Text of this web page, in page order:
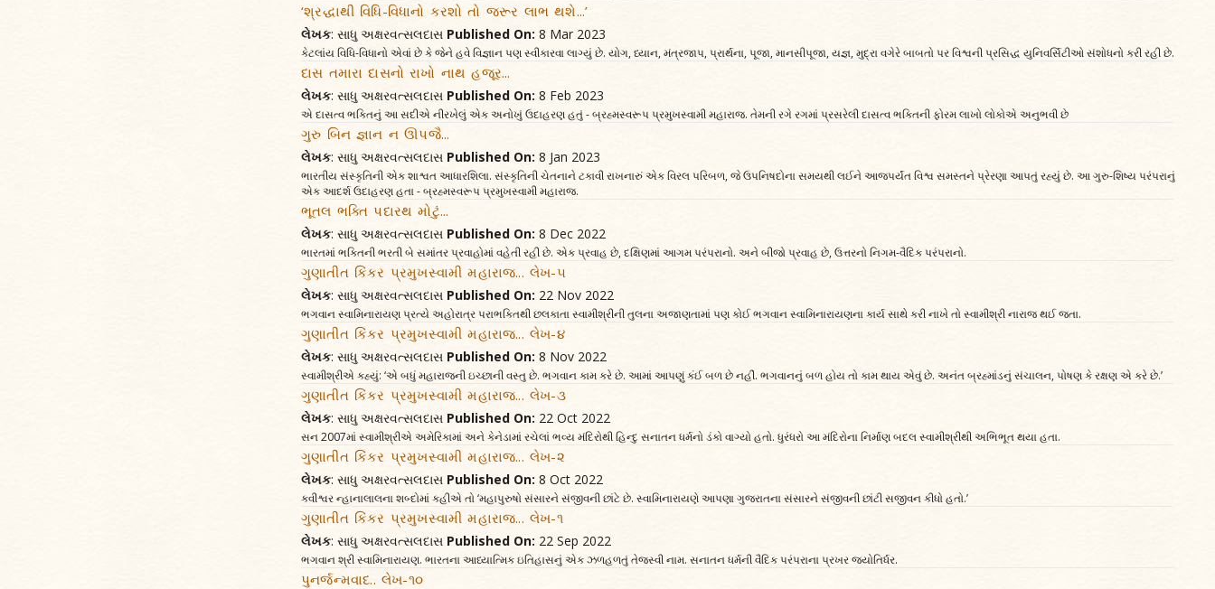
‘શ્રદ્ધાથી વિધિ-વિધાનો કરશો તો જરૂર લાભ થશે...’
લેખક: સાધુ અક્ષરવત્સલદાસ Published On: 8 Mar 2023
કેટલાંય વિધિ-વિધાનો એવાં છે કે જેને હવે વિજ્ઞાન પણ સ્વીકારવા લાગ્યું છે. યોગ, ધ્યાન, મંત્રજાપ, પ્રાર્થના, પૂજા, માનસીપૂજા, યજ્ઞ, મુદ્રા વગેરે બાબતો પર વિશ્વની પ્રસિદ્ધ યુનિવર્સિટીઓ સંશોધનો કરી રહી છે.
દાસ તમારા દાસનો રાખો નાથ હજૂર...
લેખક: સાધુ અક્ષરવત્સલદાસ Published On: 8 Feb 2023
એ દાસત્વ ભક્તિનું આ સદીએ નીરખેલું એક અનોખું ઉદાહરણ હતું - બ્રહ્મસ્વરૂપ પ્રમુખસ્વામી મહારાજ. તેમની રગે રગમાં પ્રસરેલી દાસત્વ ભક્તિની ફોરમ લાખો લોકોએ અનુભવી છે
ગુરુ બિન જ્ઞાન ન ઊપજૈ...
લેખક: સાધુ અક્ષરવત્સલદાસ Published On: 8 Jan 2023
ભારતીય સંસ્કૃતિની એક શાશ્વત આધારશિલા. સંસ્કૃતિની ચેતનાને ટકાવી રાખનારું એક વિરલ પરિબળ, જે ઉપનિષદોના સમયથી લઈને આજપર્યંત વિશ્વ સમસ્તને પ્રેરણા આપતું રહ્યું છે. આ ગુરુ-શિષ્ય પરંપરાનું
એક આદર્શ ઉદાહરણ હતા - બ્રહ્મસ્વરૂપ પ્રમુખસ્વામી મહારાજ.
ભૂતલ ભક્તિ પદારથ મોટું...
લેખક: સાધુ અક્ષરવત્સલદાસ Published On: 8 Dec 2022
ભારતમાં ભક્તિની ભરતી બે સમાંતર પ્રવાહોમાં વહેતી રહી છે. એક પ્રવાહ છે, દક્ષિણમાં આગમ પરંપરાનો. અને બીજો પ્રવાહ છે, ઉત્તરનો નિગમ-વૈદિક પરંપરાનો.
ગુણાતીત કિંકર પ્રમુખસ્વામી મહારાજ... લેખ-૫
લેખક: સાધુ અક્ષરવત્સલદાસ Published On: 22 Nov 2022
ભગવાન સ્વામિનારાયણ પ્રત્યે અહોરાત્ર પરાભક્તિથી છલકાતા સ્વામીશ્રીની તુલના અજાણતામાં પણ કોઈ ભગવાન સ્વામિનારાયણના કાર્ય સાથે કરી નાખે તો સ્વામીશ્રી નારાજ થઈ જતા.
ગુણાતીત કિંકર પ્રમુખસ્વામી મહારાજ... લેખ-૪
લેખક: સાધુ અક્ષરવત્સલદાસ Published On: 8 Nov 2022
સ્વામીશ્રીએ કહ્યું: ‘એ બધું મહારાજની ઇચ્છાની વસ્તુ છે. ભગવાન કામ કરે છે. આમાં આપણું કંઈ બળ છે નહીં. ભગવાનનું બળ હોય તો કામ થાય એવું છે. અનંત બ્રહ્માંડનું સંચાલન, પોષણ કે રક્ષણ એ કરે છે.’
ગુણાતીત કિંકર પ્રમુખસ્વામી મહારાજ... લેખ-૩
લેખક: સાધુ અક્ષરવત્સલદાસ Published On: 22 Oct 2022
સન 2007માં સ્વામીશ્રીએ અમેરિકામાં અને કેનેડામાં રચેલાં ભવ્ય મંદિરોથી હિન્દુ સનાતન ધર્મનો ડંકો વાગ્યો હતો. ધુરંધરો આ મંદિરોના નિર્માણ બદલ સ્વામીશ્રીથી અભિભૂત થયા હતા.
ગુણાતીત કિંકર પ્રમુખસ્વામી મહારાજ... લેખ-૨
લેખક: સાધુ અક્ષરવત્સલદાસ Published On: 8 Oct 2022
કવીશ્વર ન્હાનાલાલના શબ્દોમાં કહીએ તો ‘મહાપુરુષો સંસારને સંજીવની છાંટે છે. સ્વામિનારાયણે આપણા ગુજરાતના સંસારને સંજીવની છાંટી સજીવન કીધો હતો.’
ગુણાતીત કિંકર પ્રમુખસ્વામી મહારાજ... લેખ-૧
લેખક: સાધુ અક્ષરવત્સલદાસ Published On: 22 Sep 2022
ભગવાન શ્રી સ્વામિનારાયણ. ભારતના આધ્યાત્મિક ઇતિહાસનું એક ઝળહળતું તેજસ્વી નામ. સનાતન ધર્મની વૈદિક પરંપરાના પ્રખર જ્યોતિર્ધર.
પુનર્જન્મવાદ.. લેખ-૧૦